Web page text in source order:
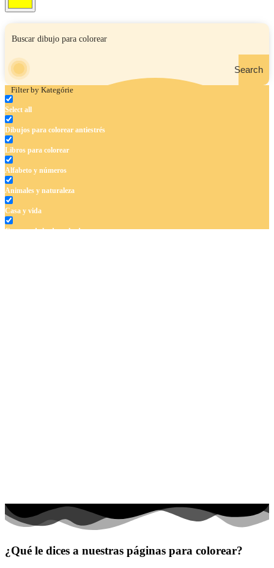
Search
Filter by Kategórie
Select all
Dibujos para colorear antiestrés
Libros para colorear
Alfabeto y números
Animales y naturaleza
Casa y vida
Cuentos de hadas y hadas
Transporte
Libros para colorear para niños
¿Qué le dices a nuestras páginas para colorear?